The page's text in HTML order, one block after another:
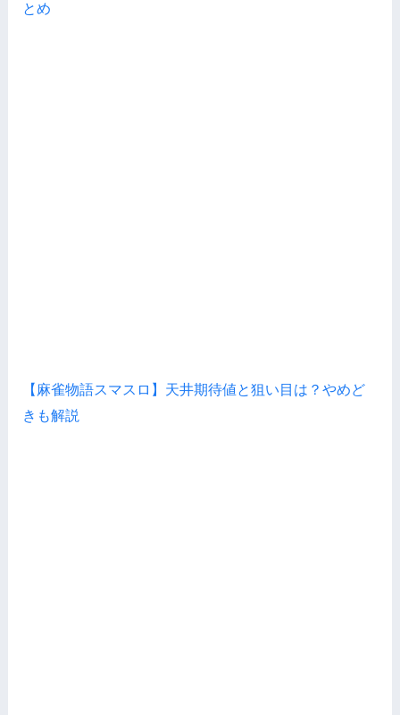
とめ
【麻雀物語スマスロ】天井期待値と狙い目は？やめど
きも解説